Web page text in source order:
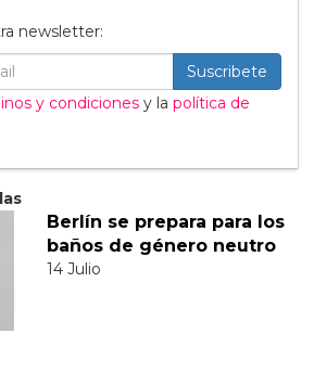
newsletter:
Suscribete
y condiciones y la política de
Berlín se prepara para los
baños de género neutro
14 Julio